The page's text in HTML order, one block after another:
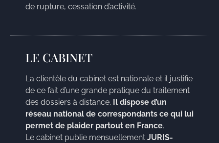
de rupture, cessation d’activité.
LE CABINET
La clientèle du cabinet est nationale et il justifie
de ce fait d’une grande pratique du traitement
des dossiers à distance. Il dispose d’un
réseau national de correspondants ce qui lui
permet de plaider partout en France.
Le cabinet publie mensuellement JURIS-